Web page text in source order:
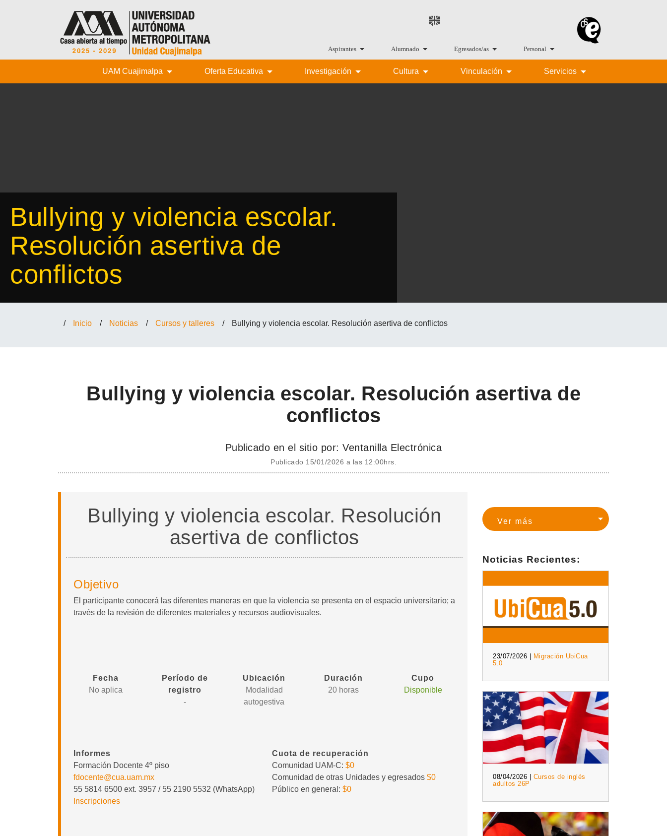
Aspirantes Alumnado Egresados/as Personal
UAM Cuajimalpa Oferta Educativa Investigación Cultura Vinculación Servicios
Bullying y violencia escolar.
Resolución asertiva de
conflictos
/ Inicio / Noticias / Cursos y talleres / Bullying y violencia escolar. Resolución asertiva de conflictos
Bullying y violencia escolar. Resolución asertiva de
conflictos
Publicado en el sitio por: Ventanilla Electrónica
Publicado 15/01/2026 a las 12:00hrs.
Bullying y violencia escolar. Resolución
asertiva de conflictos
Objetivo
El participante conocerá las diferentes maneras en que la violencia se presenta en el espacio universitario; a
través de la revisión de diferentes materiales y recursos audiovisuales.
Fecha
No aplica
Período de
registro
-
Ubicación
Modalidad
autogestiva
Duración
20 horas
Cupo
Disponible
Informes
Formación Docente 4º piso
fdocente@cua.uam.mx
55 5814 6500 ext. 3957 / 55 2190 5532 (WhatsApp)
Inscripciones
Cuota de recuperación
Comunidad UAM-C: $0
Comunidad de otras Unidades y egresados $0
Público en general: $0
Noticias Recientes:
23/07/2026 |
Migración UbiCua
5.0
08/04/2026 | Cursos de inglés
adultos 26P